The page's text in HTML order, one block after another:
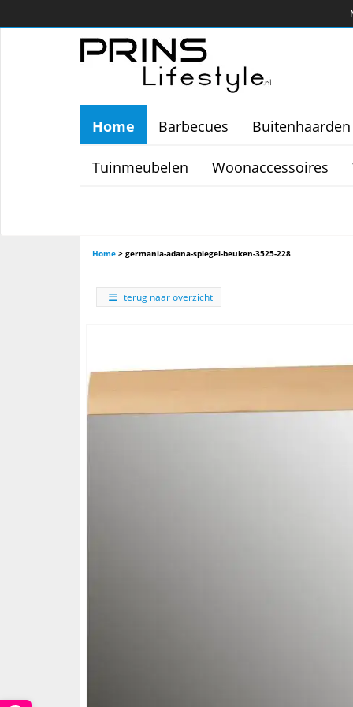
Home Barbecues Buitenhaarden
Tuinmeubelen Woonaccessoires
Home > germania-adana-spiegel-beuken-3525-228
terug naar overzicht